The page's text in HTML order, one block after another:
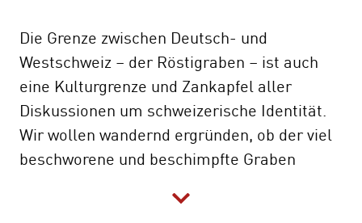
Die Grenze zwischen Deutsch- und
Westschweiz – der Röstigraben – ist auch
eine Kulturgrenze und Zankapfel aller
Diskussionen um schweizerische Identität.
Wir wollen wandernd ergründen, ob der viel
beschworene und beschimpfte Graben
leben. Auf dem Sprachgrenzweg vom Jura